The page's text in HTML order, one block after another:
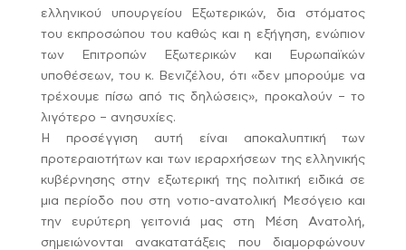
ελληνικού υπουργείου Εξωτερικών, δια στόματος
του εκπροσώπου του καθώς και η εξήγηση, ενώπιον
των Επιτροπών Εξωτερικών και Ευρωπαϊκών
υποθέσεων, του κ. Βενιζέλου, ότι «δεν μπορούμε να
τρέχουμε πίσω από τις δηλώσεις», προκαλούν – το
λιγότερο – ανησυχίες.
Η προσέγγιση αυτή είναι αποκαλυπτική των
προτεραιοτήτων και των ιεραρχήσεων της ελληνικής
κυβέρνησης στην εξωτερική της πολιτική ειδικά σε
μια περίοδο που στη νοτιο-ανατολική Μεσόγειο και
την ευρύτερη γειτονιά μας στη Μέση Ανατολή,
σημειώνονται ανακατατάξεις που διαμορφώνουν